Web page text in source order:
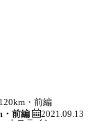
園をスター
旅では筑波山
・前編 2021.09.13